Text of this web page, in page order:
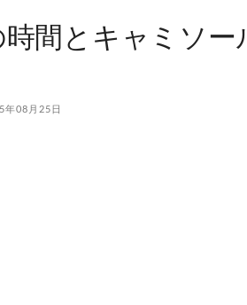
間とキャミソー
年08月25日